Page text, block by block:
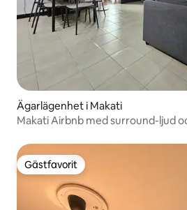
Ägarlägenhet i Makati
Makati Airbnb med surround-ljud
Gästfavorit
Gästfavorit